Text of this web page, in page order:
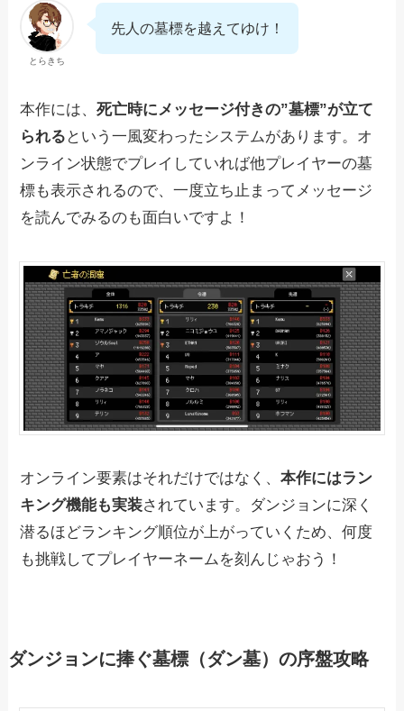
とらきち
先人の墓標を越えてゆけ！
本作には、死亡時にメッセージ付きの”墓標”が立て
られる という一風変わったシステムがあります。オ
ンライン状態でプレイしていれば他プレイヤーの墓
標も表示されるので、一度立ち止まってメッセージ
を読んでみるのも面白いですよ！
オンライン要素はそれだけではなく、本作にはラン
キング機能も実装されています。ダンジョンに深く
潜るほどランキング順位が上がっていくため、何度
も挑戦してプレイヤーネームを刻んじゃおう！
ダンジョンに捧ぐ墓標（ダン墓）の序盤攻略